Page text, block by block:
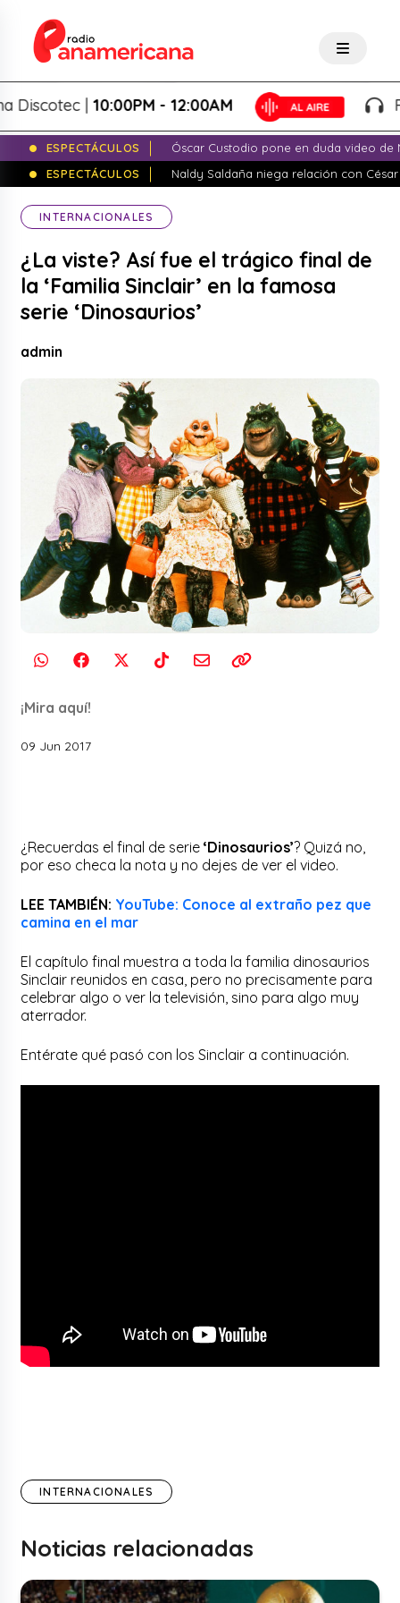
|10:00PM - 12:00AM
ESPECTÁCULOS
Óscar Custodio pone en duda video de
ESPECTÁCULOS
Naldy Saldaña niega relación con
INTERNACIONALES
¿La viste? Así fue el trágico final de
la ‘Familia Sinclair’ en la famosa
serie ‘Dinosaurios’
admin
¡Mira aquí!
09 Jun 2017
¿Recuerdas el final de serie‘Dinosaurios’? Quizá no,
por eso checa la nota y no dejes de ver el video.
LEE TAMBIÉN: YouTube: Conoce al extraño pez que
camina en el mar
El capítulo final muestra a toda la familia dinosaurios
Sinclair reunidos en casa, pero no precisamente para
celebrar algo o ver la televisión, sino para algo muy
aterrador.
Entérate qué pasó con los Sinclair a continuación.
INTERNACIONALES
Noticias relacionadas